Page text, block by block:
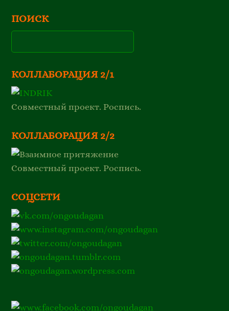
ПОИСК
КОЛЛАБОРАЦИЯ 2/1
Совместный проект. Роспись.
КОЛЛАБОРАЦИЯ 2/2
Совместный проект. Роспись.
СОЦСЕТИ